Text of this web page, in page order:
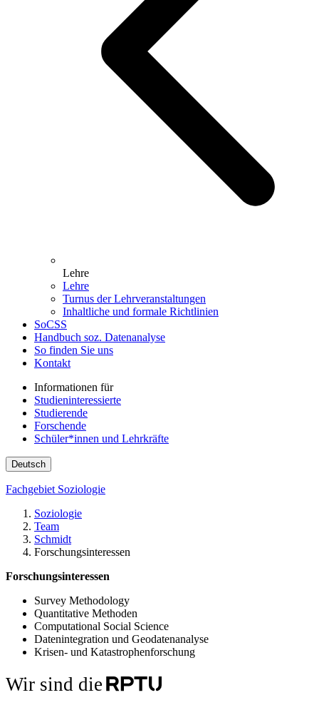
Lehre
Lehre
Turnus der Lehrveranstaltungen
Inhaltliche und formale Richtlinien
SoCSS
Handbuch soz. Datenanalyse
So finden Sie uns
Kontakt
Informationen für
Studieninteressierte
Studierende
Forschende
Schüler*innen und Lehrkräfte
Deutsch
Fachgebiet Soziologie
Soziologie
Team
Schmidt
Forschungsinteressen
Forschungsinteressen
Survey Methodology
Quantitative Methoden
Computational Social Science
Datenintegration und Geodatenanalyse
Krisen- und Katastrophenforschung
Wir sind die